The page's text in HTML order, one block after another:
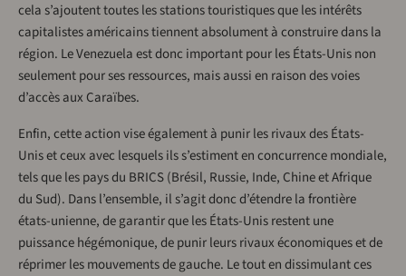
cela s’ajoutent toutes les stations touristiques que les intérêts
capitalistes américains tiennent absolument à construire dans la
région. Le Venezuela est donc important pour les États-Unis non
seulement pour ses ressources, mais aussi en raison des voies
d’accès aux Caraïbes.
Enfin, cette action vise également à punir les rivaux des États-
Unis et ceux avec lesquels ils s’estiment en concurrence mondiale,
tels que les pays du BRICS (Brésil, Russie, Inde, Chine et Afrique
du Sud). Dans l’ensemble, il s’agit donc d’étendre la frontière
états-unienne, de garantir que les États-Unis restent une
puissance hégémonique, de punir leurs rivaux économiques et de
réprimer les mouvements de gauche. Le tout en dissimulant ces